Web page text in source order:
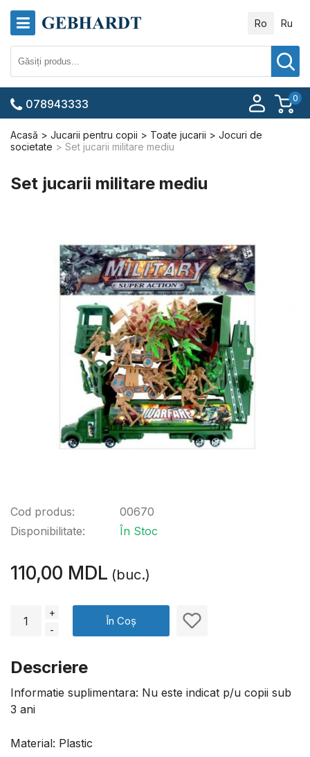
Ro Ru
0
078943333
Acasă Jucarii pentru copii Toate jucarii
Jocuri de
societate
Set jucarii militare mediu
Set jucarii militare mediu
Cod produs:
Disponibilitate:
00670
În Stoc
110,00 MDL (buc.)
+
-
În Coș
Descriere
Informatie suplimentara: Nu este indicat p/u copii sub
3 ani
Material: Plastic